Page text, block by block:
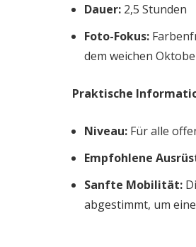
Dauer: 2,5 Stunden
Foto-Fokus:
dem weichen
Praktische
Niveau: Für alle
Empfohlene
Sanfte Mobilität:
abgestimmt, um